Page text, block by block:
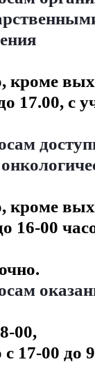
кроме
17.00, с
кроме
16-00
00,
17-00 до